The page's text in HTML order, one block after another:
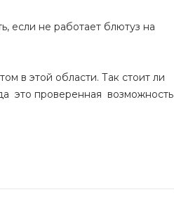
если не работает блютуз на
в этой области. Так стоит ли
это проверенная возможность